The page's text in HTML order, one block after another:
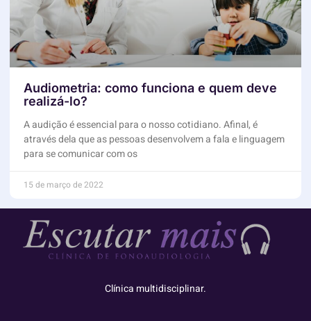
Audiometria: como funciona e quem deve
realizá-lo?
A audição é essencial para o nosso cotidiano. Afinal, é
através dela que as pessoas desenvolvem a fala e linguagem
para se comunicar com os
15 de março de 2022
Clínica multidisciplinar.